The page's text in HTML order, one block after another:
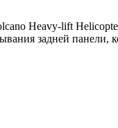
Heavy-lift
задней панели,